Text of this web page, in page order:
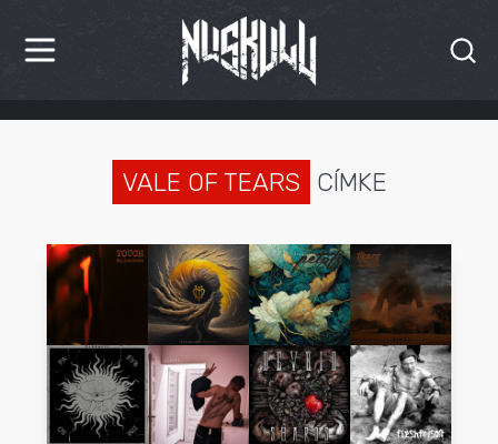
HÍREK
INTERJÚK
PREMIEREK
KULT
MÁSVILÁG
VALE OF TEARS CÍMKE